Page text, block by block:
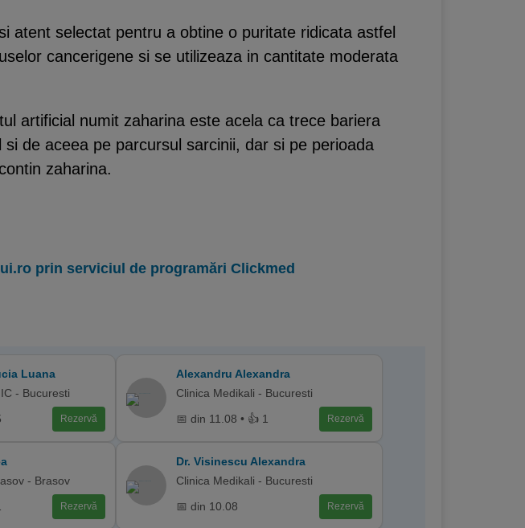
atent selectat pentru a obtine o puritate ridicata astfel
cancerigene si se utilizeaza in cantitate moderata
artificial numit zaharina este acela ca trece bariera
de aceea pe parcursul sarcinii, dar si pe perioada
zaharina.
prin serviciul de programări Clickmed
Luana
- Bucuresti
Rezervă
Alexandru Alexandra
Clinica Medikali - Bucuresti
📅 din 11.08 • 👍 1 Rezervă
- Brasov
Rezervă
Dr. Visinescu Alexandra
Clinica Medikali - Bucuresti
📅 din 10.08 Rezervă